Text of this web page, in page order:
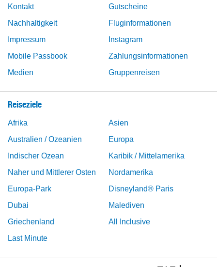
Kontakt
Gutscheine
Nachhaltigkeit
Fluginformationen
Impressum
Instagram
Mobile Passbook
Zahlungsinformationen
Medien
Gruppenreisen
Reiseziele
Afrika
Asien
Australien / Ozeanien
Europa
Indischer Ozean
Karibik / Mittelamerika
Naher und Mittlerer Osten
Nordamerika
Europa-Park
Disneyland® Paris
Dubai
Malediven
Griechenland
All Inclusive
Last Minute